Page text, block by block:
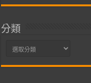
分類
分